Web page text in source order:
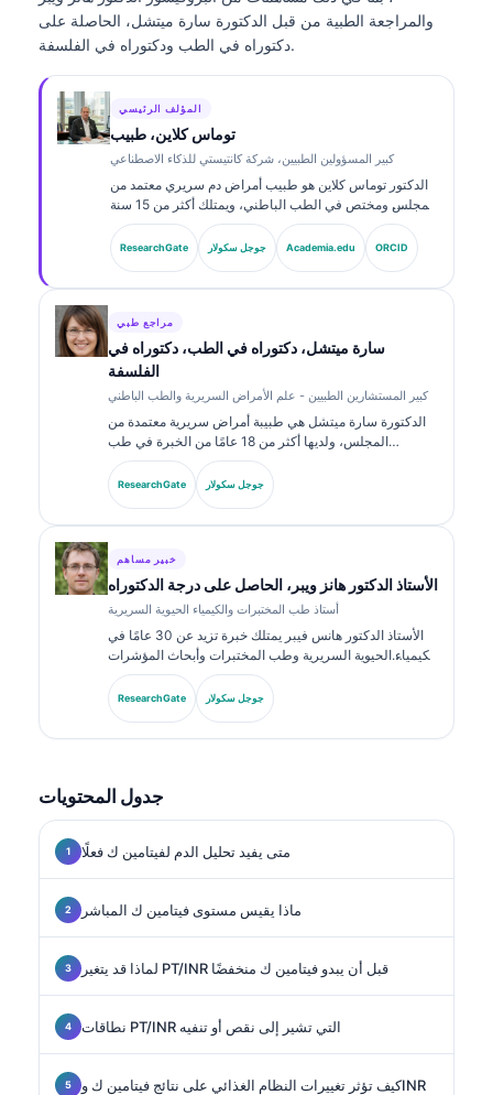
والمراجعة الطبية من قبل الدكتورة سارة ميتشل، الحاصلة على
دكتوراه في الطب ودكتوراه في الفلسفة.
المؤلف الرئيسي
توماس كلاين، طبيب
كبير المسؤولين الطبيين، شركة كانتيستي للذكاء الاصطناعي
الدكتور توماس كلاين هو طبيب أمراض دم سريري معتمد من
المجلس ومختص في الطب الباطني، ويمتلك أكثر من 15 سنة
من الخبرة في طب المختبرات والتحليل السريري المدعوم
بالذكاء الاصطناعي. بصفته كبير المسؤولين الطبيين في
Kantesti AI، يوفّر الإشراف السريري على دقة المعلومات
ResearchGate جوجل سكولار Academia.edu ORCID
مراجع طبي
سارة ميتشل، دكتوراه في الطب، دكتوراه في
الفلسفة
كبير المستشارين الطبيين - علم الأمراض السريرية والطب الباطني
الدكتورة سارة ميتشل هي طبيبة أمراض سريرية معتمدة من
المجلس، ولديها أكثر من 18 عامًا من الخبرة في طب
المختبرات والتحليل التشخيصي. تحمل شهادات تخصصية في
الكيمياء السريرية، ونشرت على نطاق واسع حول لوحات
ResearchGate جوجل سكولار
خبير مساهم
الأستاذ الدكتور هانز ويبر، الحاصل على درجة الدكتوراه
أستاذ طب المختبرات والكيمياء الحيوية السريرية
الأستاذ الدكتور هانس فيبر يمتلك خبرة تزيد عن 30 عامًا في
الكيمياء الحيوية السريرية وطب المختبرات وأبحاث المؤشرات
الحيوية. كان رئيسًا سابقًا للجمعية الألمانية للكيمياء السريرية،
ويتخصص في تحليل لوحات التشخيص، وتوحيد المؤشرات
ResearchGate جوجل سكولار
جدول المحتويات
متى يفيد تحليل الدم لفيتامين ك فعلًا
ماذا يقيس مستوى فيتامين ك المباشر
لماذا قد يتغير PT/INR قبل أن يبدو فيتامين ك منخفضًا
نطاقات PT/INR التي تشير إلى نقص أو تنفيه
كيف تؤثر تغييرات النظام الغذائي على نتائج فيتامين ك وINR